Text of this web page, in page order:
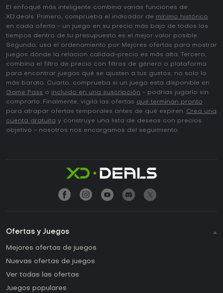
El enfoqué más inteligente combina varias funciones de
XD.deals. Primero, comprueba el indicador de mínimo histórico
en cada oferta - un juego en su precio más bajo de todos los
tiempos dentro de tu presupuesto es el mejor valor posible.
Segundo, usa el ordenamiento por Mejores ofertas para mostrar
juegos dónde la relacion calidad-precio es más alta. Tercero,
combina el filtro de precio con filtros de género o plataforma
para encontrar juegos qué se ajusten a tus gustos, no solo lo
más barato. Cuarto, comprueba si un juego esta disponible en
Game Pass o incluido en una suscripción - podrias jugarlo sin
comprarlo. Finalmente, vigila las ofertas qué terminan pronto
para atrapar ofertas temporales antes de qué expiren. Crea una
cuenta gratuita y construye una lista de deseos con precios
objetivo - nosotros nos encargamos del seguimiento.
Ofertas y Juegos
Mejores ofertas de juegos
Nuevas ofertas de juegos
Ver todas las ofertas
Juegos populares